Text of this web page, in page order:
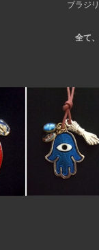
リアン
全て